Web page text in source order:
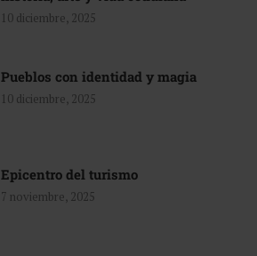
10 diciembre, 2025
Pueblos con identidad y magia
10 diciembre, 2025
Epicentro del turismo
7 noviembre, 2025